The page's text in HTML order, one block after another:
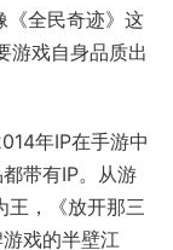
全民奇迹》这
游戏自身品质出
年IP在手游中
带有IP。从游
王，《放开那三
戏的半壁江